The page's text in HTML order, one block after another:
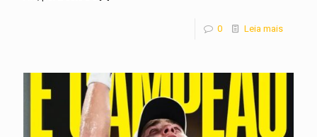
0 Leia mais